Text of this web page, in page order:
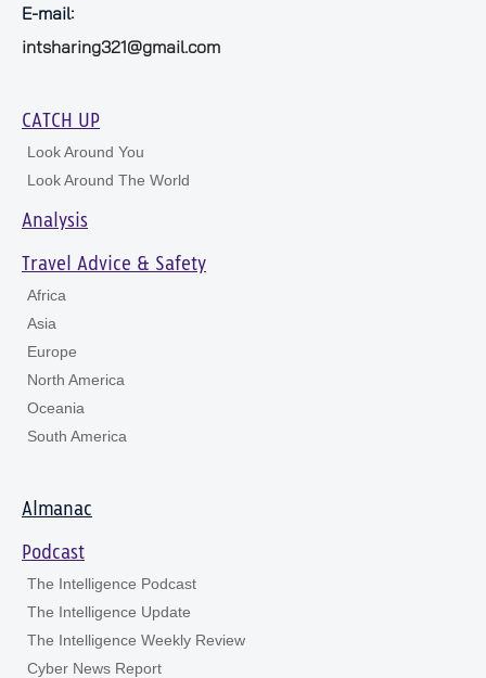
E-mail:
intsharing321@gmail.com
CATCH UP
Look Around You
Look Around The World
Analysis
Travel Advice & Safety
Africa
Asia
Europe
North America
Oceania
South America
Almanac
Podcast
The Intelligence Podcast
The Intelligence Update
The Intelligence Weekly Review
Cyber News Report